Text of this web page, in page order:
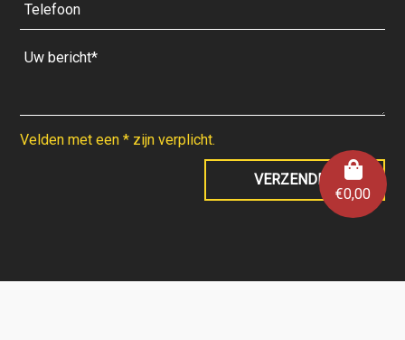
€0,00
Velden met een * zijn verplicht.